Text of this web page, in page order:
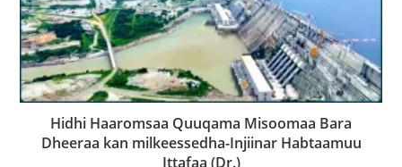
Hidhi Haaromsaa Quuqama Misoomaa Bara
Dheeraa kan milkeessedha-Injiinar Habtaamuu
Ittafaa (Dr.)